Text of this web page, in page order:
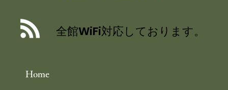
Home
全館WiFi対応しております。